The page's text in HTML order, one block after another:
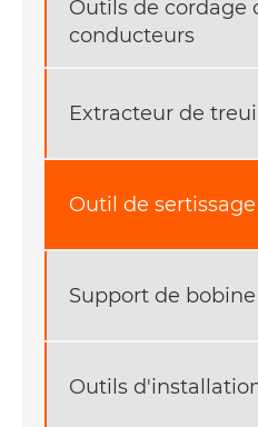
Outils de cordage
conducteurs
Extracteur de
Outil de
Support de
Outils